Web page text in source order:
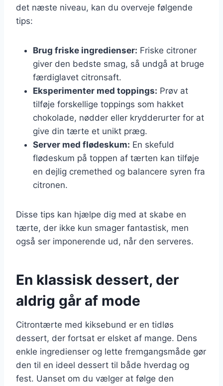
det næste niveau, kan du overveje følgende
tips:
Brug friske ingredienser: Friske citroner
giver den bedste smag, så undgå at bruge
færdiglavet citronsaft.
Eksperimenter med toppings: Prøv at
tilføje forskellige toppings som hakket
chokolade, nødder eller krydderurter for at
give din tærte et unikt præg.
Server med flødeskum: En skefuld
flødeskum på toppen af tærten kan tilføje
en dejlig cremethed og balancere syren fra
citronen.
Disse tips kan hjælpe dig med at skabe en
tærte, der ikke kun smager fantastisk, men
også ser imponerende ud, når den serveres.
En klassisk dessert, der
aldrig går af mode
Citrontærte med kiksebund er en tidløs
dessert, der fortsat er elsket af mange. Dens
enkle ingredienser og lette fremgangsmåde gør
den til en ideel dessert til både hverdag og
fest. Uanset om du vælger at følge den